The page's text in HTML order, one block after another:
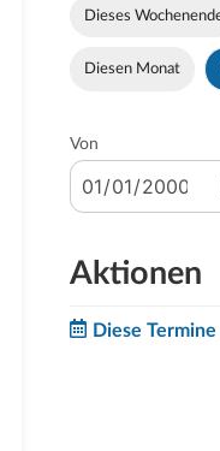
Dieses
Diesen Monat
Von
Aktionen
Diese